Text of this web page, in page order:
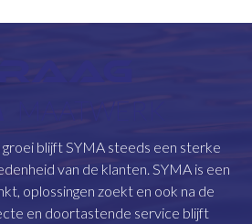
blijft SYMA steeds een sterke
van de klanten. SYMA is een
oplossingen zoekt en ook na de
en doortastende service blijft